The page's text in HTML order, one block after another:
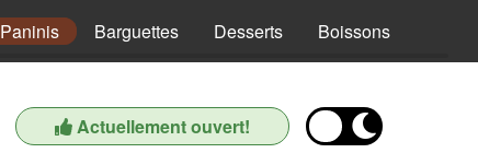
Paninis Barguettes Desserts Boissons
Actuellement ouvert!